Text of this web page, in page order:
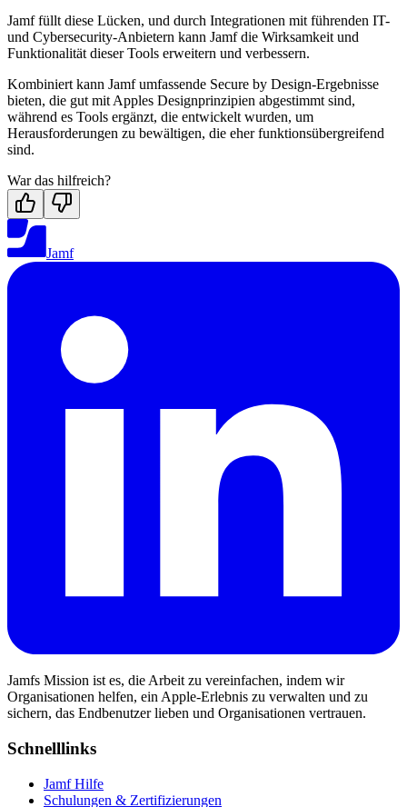
Jamf füllt diese Lücken, und durch Integrationen mit führenden IT-
und Cybersecurity-Anbietern kann Jamf die Wirksamkeit und
Funktionalität dieser Tools erweitern und verbessern.
Kombiniert kann Jamf umfassende Secure by Design-Ergebnisse
bieten, die gut mit Apples Designprinzipien abgestimmt sind,
während es Tools ergänzt, die entwickelt wurden, um
Herausforderungen zu bewältigen, die eher funktionsübergreifend
sind.
War das hilfreich?
Jamf
Jamfs Mission ist es, die Arbeit zu vereinfachen, indem wir
Organisationen helfen, ein Apple-Erlebnis zu verwalten und zu
sichern, das Endbenutzer lieben und Organisationen vertrauen.
Schnelllinks
Jamf Hilfe
Schulungen & Zertifizierungen